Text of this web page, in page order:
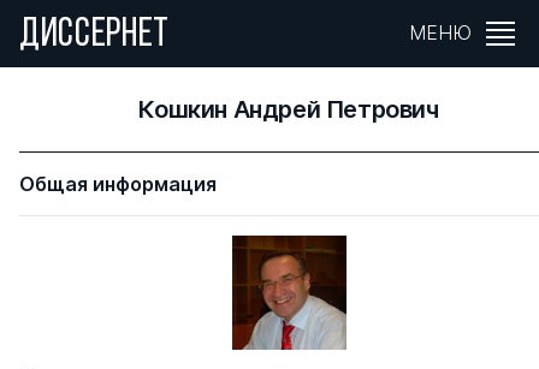
ДИССЕРНЕТ МЕНЮ
Кошкин Андрей Петрович
Общая информация